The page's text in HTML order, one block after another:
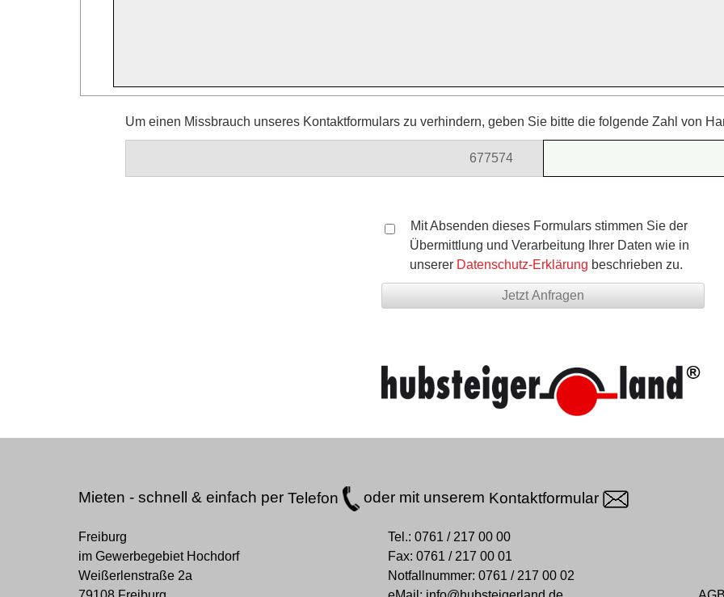
Um einen Missbrauch unseres Kontaktformulars zu verhindern, geben Sie bitte die folgende Zahl von
677574
Mit Absenden dieses Formulars stimmen Sie der
Übermittlung und Verarbeitung Ihrer Daten wie in
unserer Datenschutz-Erklärung beschrieben zu.
Mieten - schnell & einfach per Telefon oder mit unserem Kontaktformular
Freiburg
im Gewerbegebiet Hochdorf
Weißerlenstraße 2a
Tel.:0761 / 217 00 00
Fax:0761 / 217 00 01
Notfallnummer:0761 / 217 00 02